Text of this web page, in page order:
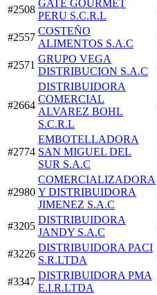
#2508
GATE GOURMET
PERU S.C.R.L
#2557
COSTEÑO
ALIMENTOS S.A.C
#2571
GRUPO VEGA
DISTRIBUCION S.A.C
#2664
DISTRIBUIDORA
COMERCIAL
ALVAREZ BOHL
S.C.R.L
#2774
EMBOTELLADORA
SAN MIGUEL DEL
SUR S.A.C
#2980
COMERCIALIZADORA
Y DISTRIBUIDORA
JIMENEZ S.A.C
#3205
DISTRIBUIDORA
JANDY S.A.C
#3226
DISTRIBUIDORA PACI
S.R.LTDA
#3347
DISTRIBUIDORA PMA
E.I.R.LTDA